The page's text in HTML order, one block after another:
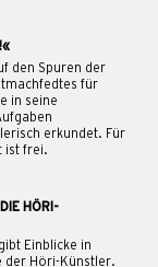
den Spuren der
für
in seine
erkundet. Für
ist frei.
HÖRI-
Einblicke in
der Höri-Künstler.